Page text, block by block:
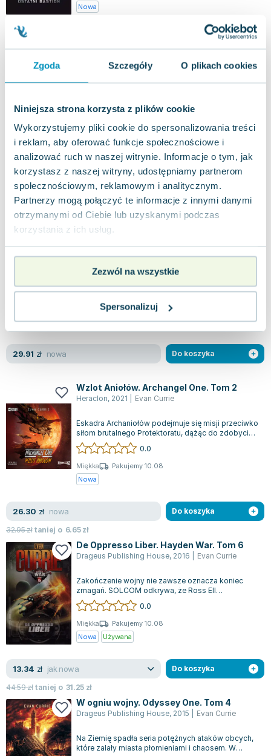
Zgoda Szczegóły O plikach cookies
Niniejsza strona korzysta z plików cookie
Wykorzystujemy pliki cookie do spersonalizowania treści
i reklam, aby oferować funkcje społecznościowe i
analizować ruch w naszej witrynie. Informacje o tym, jak
korzystasz z naszej witryny, udostępniamy partnerom
społecznościowym, reklamowym i analitycznym.
Partnerzy mogą połączyć te informacje z innymi danymi
otrzymanymi od Ciebie lub uzyskanymi podczas
korzystania z ich usług.
Zezwól na wszystkie
Spersonalizuj
Nowa
39.90
Walkiria w ogniu. Hayden War. Tom 3
Drageus Publishing House,2016| Evan Currie
Ludzie nieustannie zmagają się z Sojuszem
przynosi nowe wyzwania. Ich celem je...
0.0
Używana
9.34
29.23złtaniej o19.89 zł
Do koszyka
Za wszelką cenę. Hayden War. Tom 5
Konflikt o Haydena dobiegł końca. Między
SOLCOM a Sojuszem toczą się negocjacje
pokojowe, lecz żadna ze stron nie zna dokładnego
w...
0.0
Pakujemy 10.08
Nowa
29.91 zł nowa Do koszyka
Wzlot Aniołów. Archangel One. Tom 2
Heraclon, 2021 Evan Currie
Eskadra Archaniołów podejmuje się misji przeciwko
siłom brutalnego Protektoratu, dążąc do zdobycia
cennego łupu i ocalenia ludzkoś...
0.0
Miękka
Pakujemy 10.08
Nowa
26.30 zł nowa
32.95złtaniej o 6.65zł
Do koszyka
De Oppresso Liber. Hayden War. Tom 6
Drageus Publishing House, 2016 Evan Currie
Zakończenie wojny nie zawsze oznacza koniec
zmagań. SOLCOM odkrywa, że Ross Ell
zorganizowali ekspedycję przeciwko niezrzeszonej
r...
0.0
Miękka
Pakujemy 10.08
Nowa
Używana
13.34 zł jak nowa
44.59złtaniej o 31.25 zł
Do koszyka
W ogniu wojny. Odyssey One. Tom 4
Drageus Publishing House, 2015 Evan Currie
Na Ziemię spadła seria potężnych ataków obcych,
które zalały miasta płomieniami i chaosem. W